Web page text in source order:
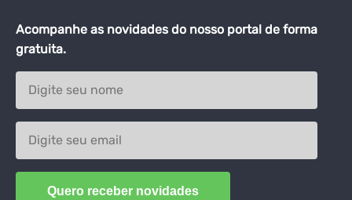
Acompanhe as novidades do nosso portal de forma
gratuita.